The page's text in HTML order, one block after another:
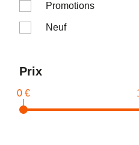
Promotions
Neuf
Prix
0 €